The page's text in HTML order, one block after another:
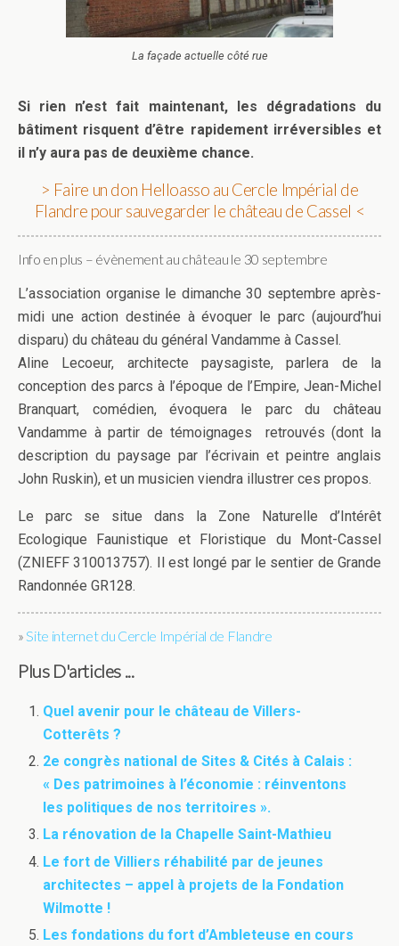
La façade actuelle côté rue
Si rien n’est fait maintenant, les dégradations du
bâtiment risquent d’être rapidement irréversibles et
il n’y aura pas de deuxième chance.
> Faire un don Helloasso au Cercle Impérial de
Flandre pour sauvegarder le château de Cassel <
Info en plus – évènement au château le 30 septembre
L’association organise le dimanche 30 septembre après-
midi une action destinée à évoquer le parc (aujourd’hui
disparu) du château du général Vandamme à Cassel.
Aline Lecoeur, architecte paysagiste, parlera de la
conception des parcs à l’époque de l’Empire, Jean-Michel
Branquart, comédien, évoquera le parc du château
Vandamme à partir de témoignages retrouvés (dont la
description du paysage par l’écrivain et peintre anglais
John Ruskin), et un musicien viendra illustrer ces propos.
Le parc se situe dans la Zone Naturelle d’Intérêt
Ecologique Faunistique et Floristique du Mont-Cassel
(ZNIEFF 310013757). Il est longé par le sentier de Grande
Randonnée GR128.
»Site internet du Cercle Impérial de Flandre
Plus D'articles ...
Quel avenir pour le château de Villers-
Cotterêts ?
2e congrès national de Sites & Cités à Calais :
« Des patrimoines à l’économie : réinventons
les politiques de nos territoires ».
La rénovation de la Chapelle Saint-Mathieu
Le fort de Villiers réhabilité par de jeunes
architectes – appel à projets de la Fondation
Wilmotte !
Les fondations du fort d’Ambleteuse en cours